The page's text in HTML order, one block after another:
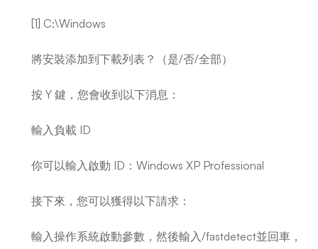
[1] C:\Windows
將安裝添加到下載列表？（是/否/全部）
按 Y 鍵，您會收到以下消息：
輸入負載 ID
你可以輸入啟動 ID：Windows XP Professional
接下來，您可以獲得以下請求：
輸入操作系統啟動參數，然後輸入/fastdetect並回車，